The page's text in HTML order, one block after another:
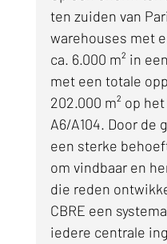
ten zuiden van
warehouses met
ca. 6.000 m² in
met een totale
202.000 m² op
A6/A104. Door de
een sterke
om vindbaar en
die reden
CBRE een
iedere centrale